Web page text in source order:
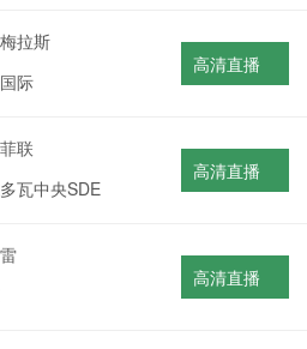
拉斯
际
高清直播
联
瓦中央SDE
高清直播
高清直播